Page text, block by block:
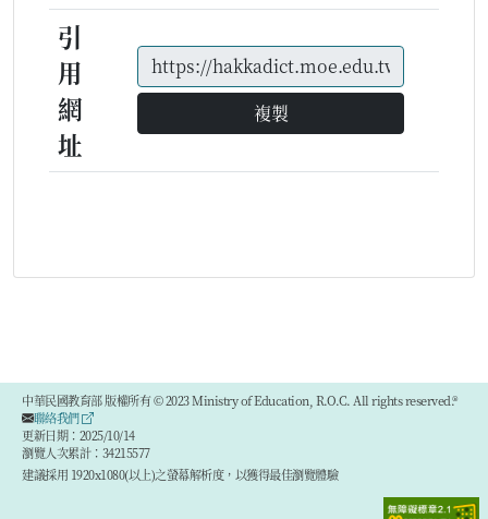
引
用
網
址
複製
中華民國教育部 版權所有 © 2023 Ministry of Education, R.O.C. All rights reserved.®
聯絡我們
更新日期：2025/10/14
瀏覽人次累計：34215577
建議採用 1920x1080(以上)之螢幕解析度，以獲得最佳瀏覽體驗